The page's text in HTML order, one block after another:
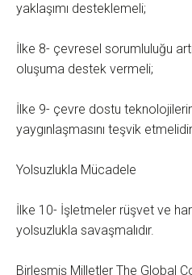
yaklaşımı desteklemeli;
İlke 8- çevresel sorumluluğu
oluşuma destek vermeli;
İlke 9- çevre dostu
yaygınlaşmasını teşvik
Yolsuzlukla Mücadele
İlke 10- İşletmeler rüşvet ve
yolsuzlukla savaşmalıdır.
Birleşmiş Milletler The Global